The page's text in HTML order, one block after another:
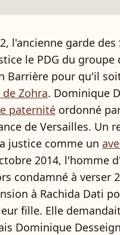
l'ancienne garde des
le PDG du groupe
Barrière pour qu'il
Zohra. Dominique
paternité ordonné
de Versailles. Un
justice comme un
2014, l'homme
condamné à verser
à Rachida Dati
fille. Elle
Dominique